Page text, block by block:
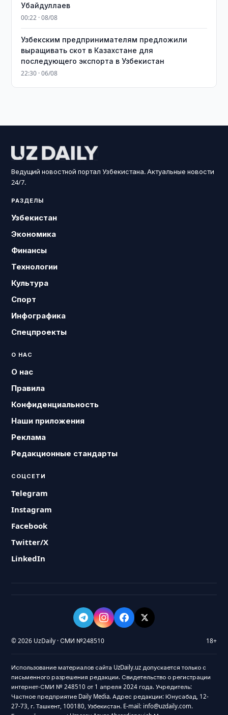
Убайдуллаев
00:22 · 08/08
Узбекским предпринимателям предложили
выращивать скот в Казахстане для
последующего экспорта в Узбекистан
22:30 · 06/08
Ведущий новостной портал Узбекистана. Актуальные новости
24/7.
РАЗДЕЛЫ
Узбекистан
Экономика
Финансы
Технологии
Культура
Спорт
Инфографика
Спецпроекты
О НАС
О нас
Правила
Конфиденциальность
Наши приложения
Реклама
Редакционные стандарты
СОЦСЕТИ
Telegram
Instagram
Facebook
Twitter/X
LinkedIn
© 2026 UzDaily · СМИ №248510 18+
Использование материалов сайта UzDaily.uz допускается только с
письменного разрешения редакции. Свидетельство о регистрации
интернет-СМИ № 248510 от 1 апреля 2024 года. Учредитель:
Частное предприятие Daily Media. Адрес редакции: Юнусабад, 12-
27-73, г. Ташкент, 100180, Узбекистан. E-mail: info@uzdaily.com.